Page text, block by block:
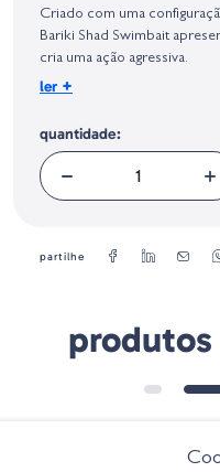
Europeia, dos produtos da
Geral sobre a Segurança dos
Criado com uma
Bariki Shad Swimbait
cria uma ação agressiva.
ler +
quantidade:
partilhe